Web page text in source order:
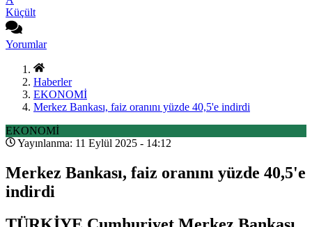
Küçült
Yorumlar
Haberler
EKONOMİ
Merkez Bankası, faiz oranını yüzde 40,5'e indirdi
EKONOMİ
Yayınlanma: 11 Eylül 2025 - 14:12
Merkez Bankası, faiz oranını yüzde 40,5'e
indirdi